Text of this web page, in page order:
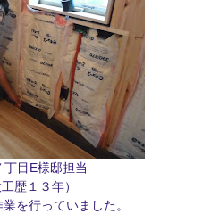
目E様邸担当
歴１３年）
を行っていました。